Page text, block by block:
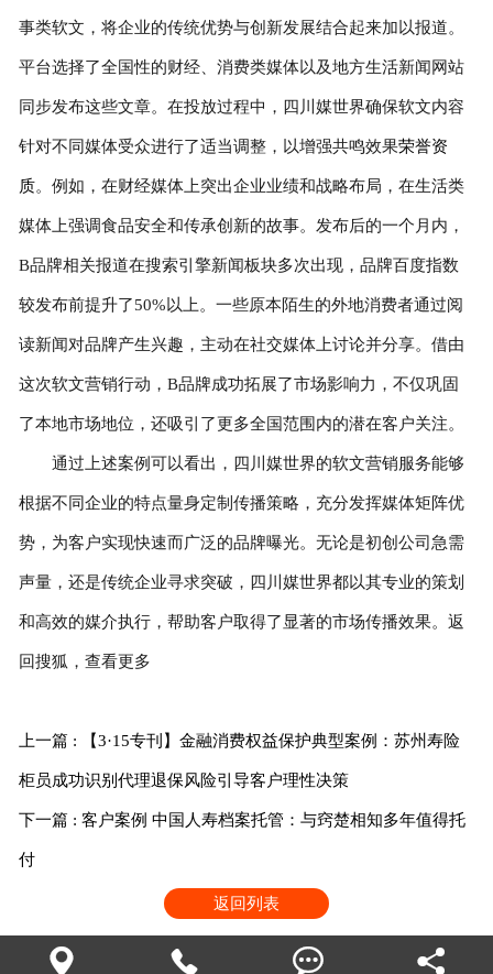
事类软文，将企业的传统优势与创新发展结合起来加以报道。
平台选择了全国性的财经、消费类媒体以及地方生活新闻网站
同步发布这些文章。在投放过程中，四川媒世界确保软文内容
针对不同媒体受众进行了适当调整，以增强共鸣效果荣誉资
质。例如，在财经媒体上突出企业业绩和战略布局，在生活类
媒体上强调食品安全和传承创新的故事。发布后的一个月内，
B品牌相关报道在搜索引擎新闻板块多次出现，品牌百度指数
较发布前提升了50%以上。一些原本陌生的外地消费者通过阅
读新闻对品牌产生兴趣，主动在社交媒体上讨论并分享。借由
这次软文营销行动，B品牌成功拓展了市场影响力，不仅巩固
了本地市场地位，还吸引了更多全国范围内的潜在客户关注。
通过上述案例可以看出，四川媒世界的软文营销服务能够
根据不同企业的特点量身定制传播策略，充分发挥媒体矩阵优
势，为客户实现快速而广泛的品牌曝光。无论是初创公司急需
声量，还是传统企业寻求突破，四川媒世界都以其专业的策划
和高效的媒介执行，帮助客户取得了显著的市场传播效果。返
回搜狐，查看更多
上一篇 : 【3·15专刊】金融消费权益保护典型案例：苏州寿险
柜员成功识别代理退保风险引导客户理性决策
下一篇 : 客户案例 中国人寿档案托管：与窍楚相知多年值得托
付
返回列表
   